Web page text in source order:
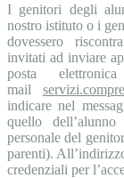
I genitori degli
nostro istituto o i
dovessero
invitati ad inviare
posta
mail
indicare nel
quello
personale del
parenti).
credenziali per